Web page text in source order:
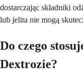
dostarczając składniki
lub jelita nie mogą
Do czego
Dextrozie?